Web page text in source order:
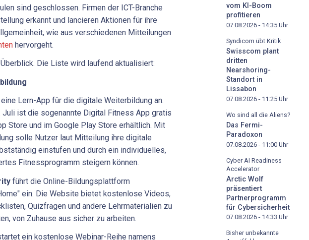
sind geschlossen. Firmen der ICT-Branche
erkannt und lancieren Aktionen für ihre
wie aus verschiedenen Mitteilungen
hervorgeht.
Die Liste wird laufend aktualisiert:
eine Lern-App für die digitale Weiterbildung an.
Juli ist die sogenannte Digital Fitness App gratis
Store und im Google Play Store erhältlich. Mit
solle Nutzer laut Mitteilung ihre digitale
einstufen und durch ein individuelles,
Fitnessprogramm steigern können.
führt die Online-Bildungsplattform
ein. Die Website bietet kostenlose Videos,
Quizfragen und andere Lehrmaterialien zu
von Zuhause aus sicher zu arbeiten.
ein kostenlose Webinar-Reihe namens
vom KI-Boom
profitieren
07.08.2026 - 14:35 Uhr
Syndicom übt Kritik
Swisscom plant
dritten
Nearshoring-
Standort in
Lissabon
07.08.2026 - 11:25 Uhr
Wo sind all die Aliens?
Das Fermi-
Paradoxon
07.08.2026 - 11:00 Uhr
Cyber AI Readiness
Accelerator
Arctic Wolf
präsentiert
Partnerprogramm
für Cybersicherheit
07.08.2026 - 14:33 Uhr
Bisher unbekannte